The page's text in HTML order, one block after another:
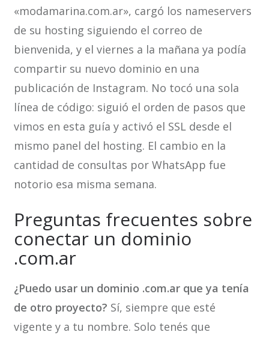
«modamarina.com.ar», cargó los nameservers
de su hosting siguiendo el correo de
bienvenida, y el viernes a la mañana ya podía
compartir su nuevo dominio en una
publicación de Instagram. No tocó una sola
línea de código: siguió el orden de pasos que
vimos en esta guía y activó el SSL desde el
mismo panel del hosting. El cambio en la
cantidad de consultas por WhatsApp fue
notorio esa misma semana.
Preguntas frecuentes sobre
conectar un dominio
.com.ar
¿Puedo usar un dominio .com.ar que ya tenía
de otro proyecto? Sí, siempre que esté
vigente y a tu nombre. Solo tenés que